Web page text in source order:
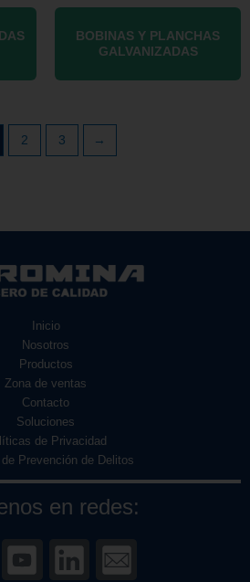
BOBINAS Y PLANCHAS
GALVANIZADAS
2 3 →
Inicio
Nosotros
Productos
Zona de ventas
Contacto
Soluciones
de Privacidad
Prevención de Delitos
en redes: